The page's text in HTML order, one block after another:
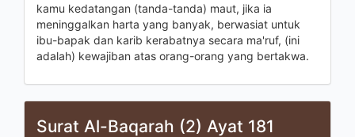
kamu kedatangan (tanda-tanda) maut, jika ia
meninggalkan harta yang banyak, berwasiat untuk
ibu-bapak dan karib kerabatnya secara ma'ruf, (ini
adalah) kewajiban atas orang-orang yang bertakwa.
Surat Al-Baqarah (2) Ayat 181